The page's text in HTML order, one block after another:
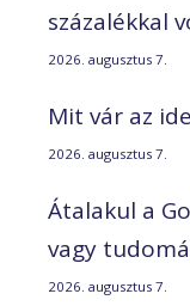
százalékkal
2026. augusztus 7.
Mit vár az
2026. augusztus 7.
Átalakul a
vagy
2026. augusztus 7.